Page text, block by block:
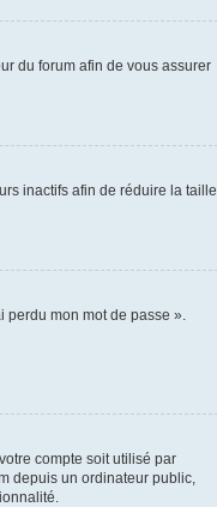
du forum afin de vous assurer
inactifs afin de réduire la taille
mon mot de passe ».
compte soit utilisé par
depuis un ordinateur public,